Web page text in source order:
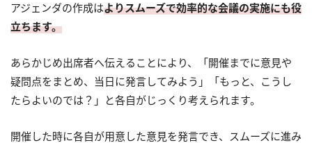
アジェンダの作成はよりスムーズで効率的な会議の実施にも役
立ちます。
あらかじめ出席者へ伝えることにより、「開催までに意見や
疑問点をまとめ、当日に発言してみよう」「もっと、こうし
たらよいのでは？」と各自がじっくり考えられます。
開催した時に各自が用意した意見を発言でき、スムーズに進み